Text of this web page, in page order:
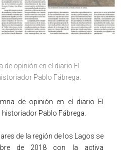
opinión en el diario El
Pablo Fábrega.
de opinión en el diario El
historiador Pablo Fábrega.
de la región de los Lagos se
de 2018 con la activa